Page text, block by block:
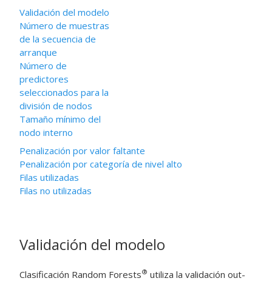
Validación del modelo
Número de muestras
de la secuencia de
arranque
Número de
predictores
seleccionados para la
división de nodos
Tamaño mínimo del
nodo interno
Penalización por valor faltante
Penalización por categoría de nivel alto
Filas utilizadas
Filas no utilizadas
Validación del modelo
Clasificación Random Forests® utiliza la validación out-